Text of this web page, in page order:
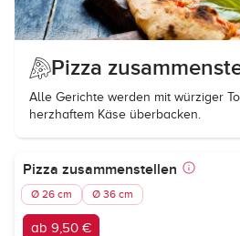
Pizza
Alle Gerichte werden mit würziger
herzhaftem Käse überbacken.
Pizza zusammenstellen
Ø 26 cm Ø 36 cm
ab 9,50 €